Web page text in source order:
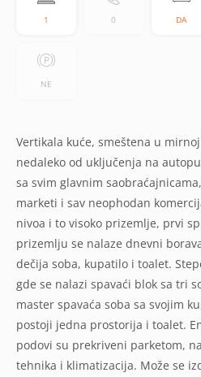
1 0 DA
NE
Vertikala kuće, smeštena u
nedaleko od uključenja na
sa svim glavnim
marketi i sav neophodan
nivoa i to visoko prizemlje, prvi
prizemlju se nalaze dnevni
dečija soba, kupatilo i toalet.
gde se nalazi spavaći blok sa tri
master spavaća soba sa svojim
postoji jedna prostorija i toalet.
podovi su prekriveni parketom,
tehnika i klimatizacija. Može se